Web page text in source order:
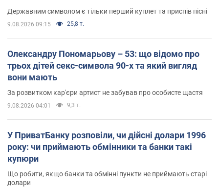
Державним символом є тільки перший куплет та приспів пісні
9.08.2026 09:15 25,8 т.
Олександру Пономарьову – 53: що відомо про
трьох дітей секс-символа 90-х та який вигляд
вони мають
За розвитком кар'єри артист не забував про особисте щастя
9.08.2026 04:01 9,3 т.
У ПриватБанку розповіли, чи дійсні долари 1996
року: чи приймають обмінники та банки такі
купюри
Що робити, якщо банки та обмінні пункти не приймають старі
долари